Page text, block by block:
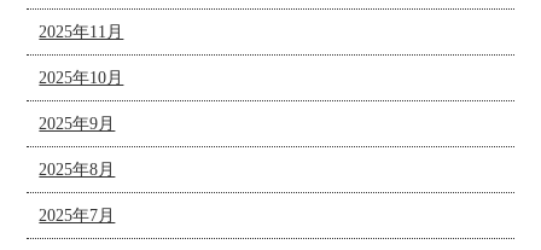
2025年11月
2025年10月
2025年9月
2025年8月
2025年7月